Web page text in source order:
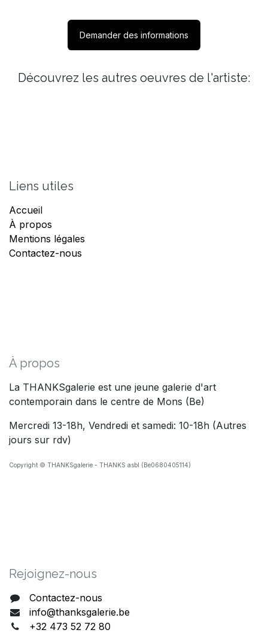
Demander des informations
Découvrez les autres oeuvres de l'artiste:
Liens utiles
Accueil
À propos
Mentions légales
Contactez-nous
À propos
La THANKSgalerie est une jeune galerie d'art
contemporain dans le centre de Mons (Be)
Mercredi 13-18h, Vendredi et samedi: 10-18h (Autres
jours sur rdv)
Copyright © THANKSgalerie - THANKS asbl (Be0680405114)
Rejoig​nez-nous
Contactez-nous
info@thanksgalerie.be
+32 473 52 72 80